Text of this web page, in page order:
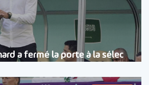
a fermé la porte à la sélec